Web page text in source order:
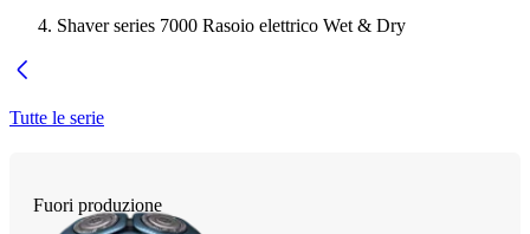
Shaver series 7000 Rasoio elettrico Wet & Dry
Tutte le serie
Fuori produzione